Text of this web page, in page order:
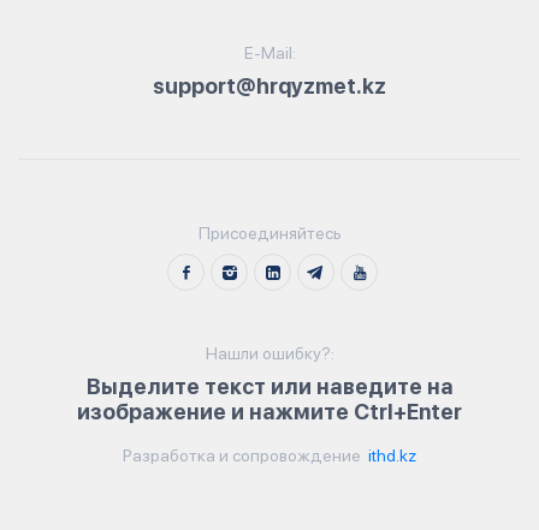
E-Mail:
support@hrqyzmet.kz
Присоединяйтесь
Нашли ошибку?:
Выделите текст или наведите на
изображение и нажмите Ctrl+Enter
Разработка и сопровождение ithd.kz